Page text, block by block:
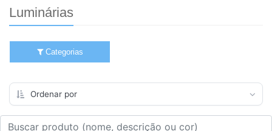
Luminárias
Categorias